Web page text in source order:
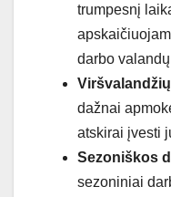
trumpesnį
darbo
dažnai
atskirai įvesti
Sezoniškos
sezoniniai